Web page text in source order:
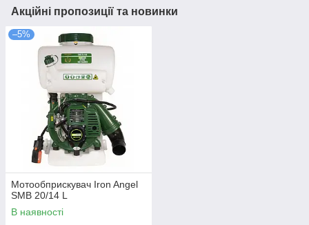
Акційні пропозиції та новинки
–5%
Мотообприскувач Iron Angel
SMB 20/14 L
В наявності